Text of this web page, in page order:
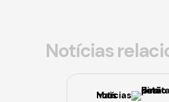
Notícias
Mais notícias